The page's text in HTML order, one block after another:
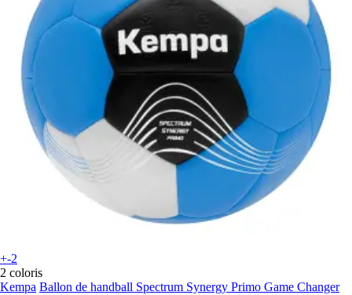
+-2
2 coloris
Kempa Ballon de handball Spectrum Synergy Primo Game Changer